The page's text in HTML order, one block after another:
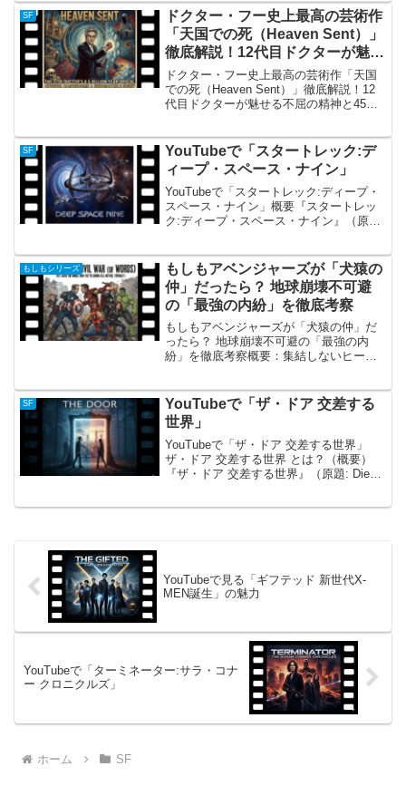
帝国（原題：In a Mirror, Darkly）」...
SF
ドクター・フー史上最高の芸術作
「天国での死（Heaven Sent）」
徹底解説！12代目ドクターが魅せ
る不屈の精神と45億年の孤独
ドクター・フー史上最高の芸術作「天国
での死（Heaven Sent）」徹底解説！12
代目ドクターが魅せる不屈の精神と45億
『ドクター・フー』シーズン9第11話と
し...
SF
YouTubeで「スタートレック:デ
ィープ・スペース・ナイン」
YouTubeで「スタートレック:ディープ・
スペース・ナイン」概要『スタートレッ
ク:ディープ・スペース・ナイン』（原
送されたSFテ...
もしもシリーズ
もしもアベンジャーズが「犬猿の
仲」だったら？ 地球崩壊不可避
の「最強の内紛」を徹底考察
もしもアベンジャーズが「犬猿の仲」だ
ったら？ 地球崩壊不可避の「最強の内
紛」を徹底考察概要：集結しないヒーロ
球の危機に立ち向かう最強のヒーローチ
ーム、アベンジャーズ。...
SF
YouTubeで「ザ・ドア 交差する
世界」
YouTubeで「ザ・ドア 交差する世界」
ザ・ドア 交差する世界 とは？（概要）
『ザ・ドア 交差する世界』（原題: Die
YouTubeで見る「ギフテッド 新世代X-
MEN誕生」の魅力
YouTubeで「ターミネーター:サラ・コナ
ー クロニクルズ」
ホーム SF